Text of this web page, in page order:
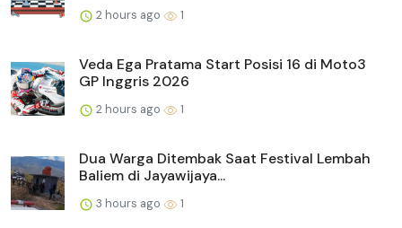
2 hours ago 1
Veda Ega Pratama Start Posisi 16 di Moto3
GP Inggris 2026
2 hours ago 1
Dua Warga Ditembak Saat Festival Lembah
Baliem di Jayawijaya...
3 hours ago 1